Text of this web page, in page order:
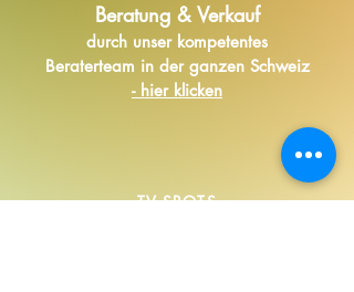
Beratung & Verkauf
durch unser kompetentes
Beraterteam in der ganzen Schweiz
- hier klicken
TV-SPOTS